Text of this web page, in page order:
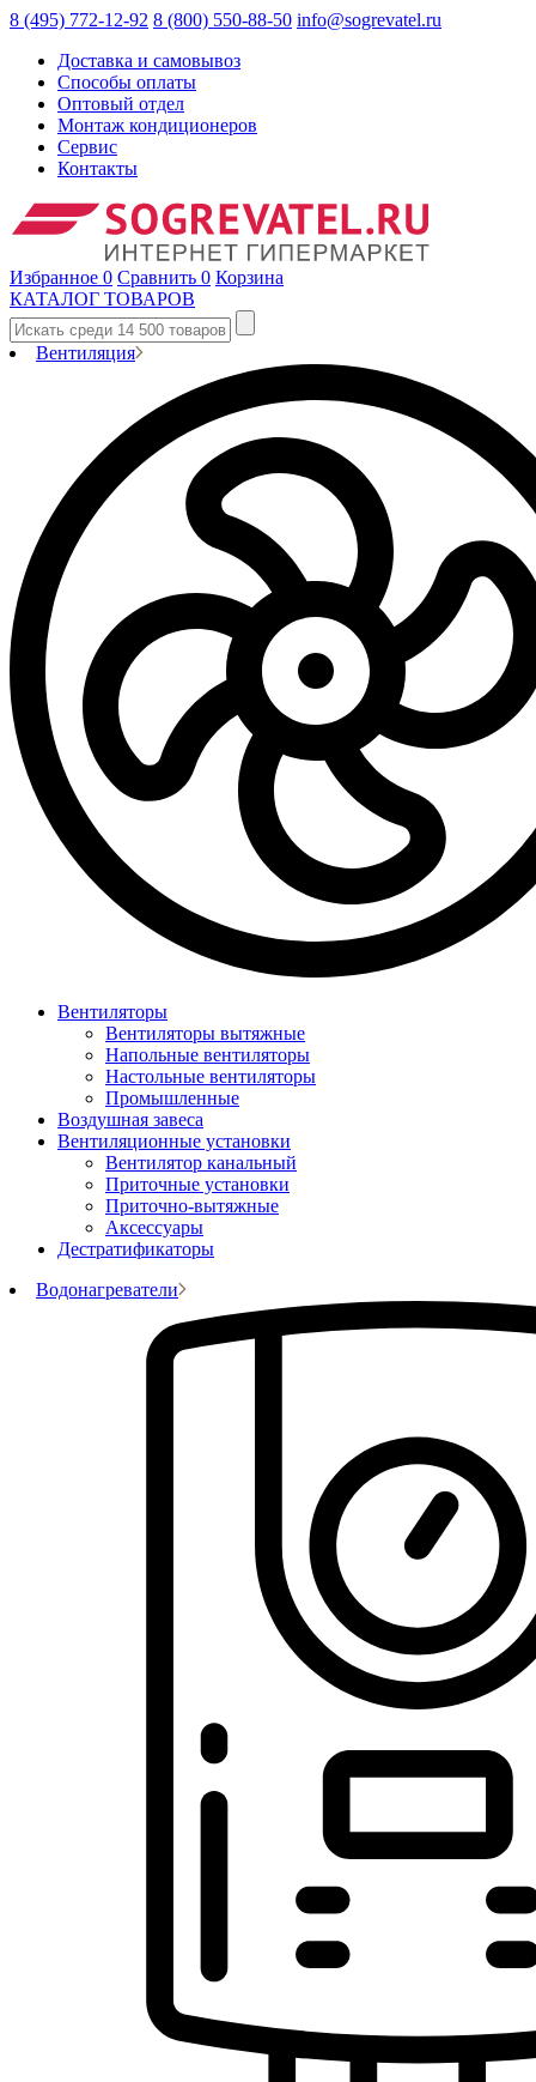
8 (495) 772-12-92 8 (800) 550-88-50 info@sogrevatel.ru
Доставка и самовывоз
Способы оплаты
Оптовый отдел
Монтаж кондиционеров
Сервис
Контакты
Избранное 0 Сравнить 0 Корзина
КАТАЛОГ ТОВАРОВ
Вентиляция
Вентиляторы
Вентиляторы вытяжные
Напольные вентиляторы
Настольные вентиляторы
Промышленные
Воздушная завеса
Вентиляционные установки
Вентилятор канальный
Приточные установки
Приточно-вытяжные
Аксессуары
Дестратификаторы
Водонагреватели